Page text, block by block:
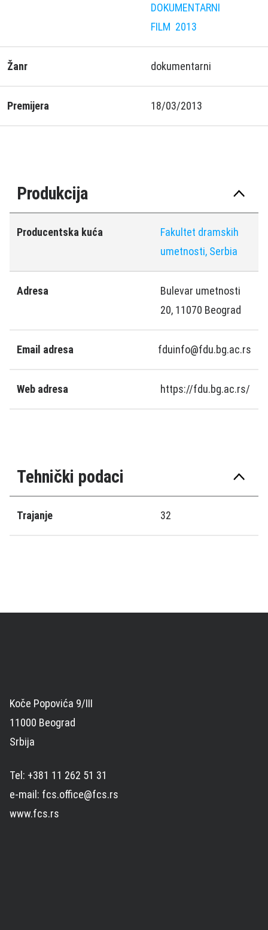
DOKUMENTARNI
FILM 2013
Žanr dokumentarni
Premijera 18/03/2013
Produkcija
Producentska kuća
Fakultet dramskih
umetnosti, Serbia
Adresa
Bulevar umetnosti
20, 11070 Beograd
Email adresa fduinfo@fdu.bg.ac.rs
Web adresa https://fdu.bg.ac.rs/
Tehnički podaci
Trajanje 32
Koče Popovića 9/III
11000 Beograd
Srbija
Tel: +381 11 262 51 31
e-mail: fcs.office@fcs.rs
www.fcs.rs